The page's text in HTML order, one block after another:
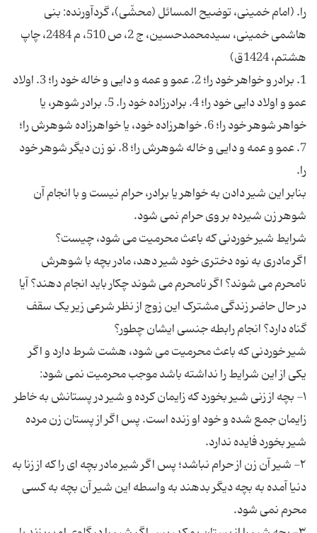
را. (امام خمینی، توضیح المسائل (محشّی)، گردآورنده: بنی
هاشمی خمینی، سیدمحمدحسین، ج 2، ص 510، م 2484، چاپ
1. برادر و خواهر خود را؛ 2. عمو و عمه و دایى و خاله خود را؛ 3. اولاد
عمو و اولاد دایى خود را؛ 4. برادرزاده خود را. 5. برادر شوهر، یا
خواهر شوهر خود را؛ 6. خواهرزاده خود، یا خواهرزاده شوهرش را؛
7. عمو و عمه و دایى و خاله شوهرش را؛ 8. نو زن دیگر شوهر خود
بنابر این شیر دادن به خواهر یا برادر، حرام نیست و با انجام آن
اگر مادری به نوه دختری خود شیر دهد، مادر بچه با شوهرش
نامحرم می شوند؟ اگر نامحرم می شوند چکار باید انجام دهند؟ آیا
در حال حاضر زندگی مشترک این زوج از نظر شرعی زیر یک سقف
شیر خوردنى كه باعث محرمیت مى شود، هشت شرط دارد و اگر
۱- بچه از زنى شیر بخورد كه زایمان كرده و شیر در پستانش به خاطر
زایمان جمع شده و خود او زنده است. پس اگر از پستان زن مرده
۲- شیر آن زن از حرام نباشد؛ پس اگر شیر مادر بچه اى را كه از زنا به
دنیا آمده به بچه دیگر بدهند به واسطه این شیر آن بچه به كسى